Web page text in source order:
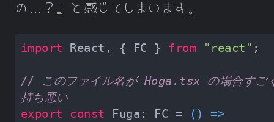
の…？』と感じてしまいます。
import React, { FC } from "react"
// このファイル名が Hoga.tsx の場合すご
持ち悪い
export
const Fuga: FC =
() =>